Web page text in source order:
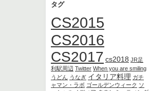
タグ
CS2015
CS2016
CS2017 cs2018 JR足
利駅周辺 Twitter When you are smiling
うどん うなぎ イタリア料理 ガチ
ャマン・ラボ ゴールデンウィーク ソ